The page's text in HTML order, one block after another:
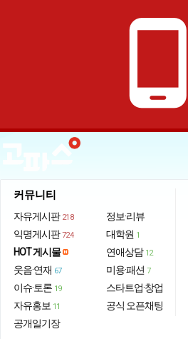
phone_android
커뮤니티
자유게시판 218
익명게시판 724
HOT 게시물
웃음·연재 67
이슈·토론 19
자유홍보 11
공개일기장
정보·리뷰
대학원 1
연애상담 12
미용·패션 7
스타트업·창업
공식 오픈채팅